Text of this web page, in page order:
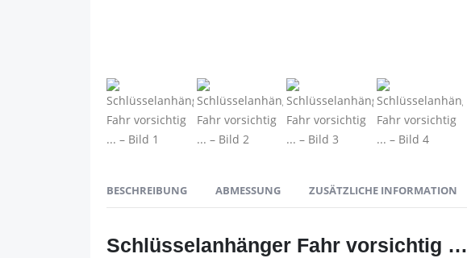
BESCHREIBUNG ABMESSUNG ZUSÄTZLICHE INFORMATION
Schlüsselanhänger Fahr vorsichtig …